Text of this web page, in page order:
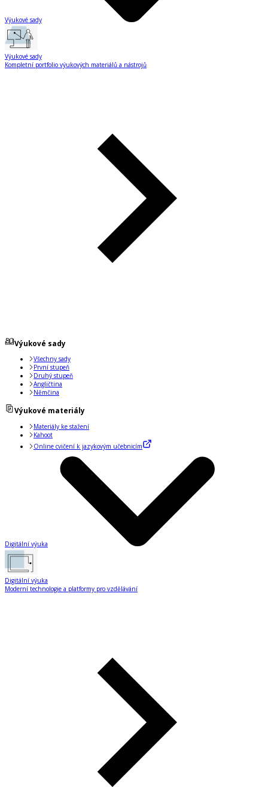
Výukové sady
Výukové sady
Kompletní portfolio výukových materiálů a nástrojů
Výukové sady
Všechny sady
První stupeň
Druhý stupeň
Angličtina
Němčina
Výukové materiály
Materiály ke stažení
Kahoot
Online cvičení k jazykovým učebnicím
Digitální výuka
Digitální výuka
Moderní technologie a platformy pro vzdělávání